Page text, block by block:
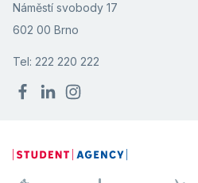
Náměstí svobody 17
602 00 Brno
Tel: 222 220 222